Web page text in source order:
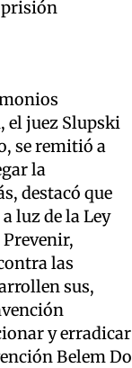
el juez Slupski
se remitió a
la
destacó que
luz de la Ley
las
sus,
y erradicar
Belem Do